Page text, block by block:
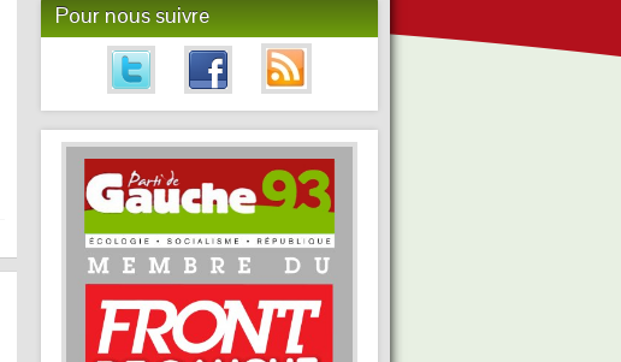
Pour nous suivre